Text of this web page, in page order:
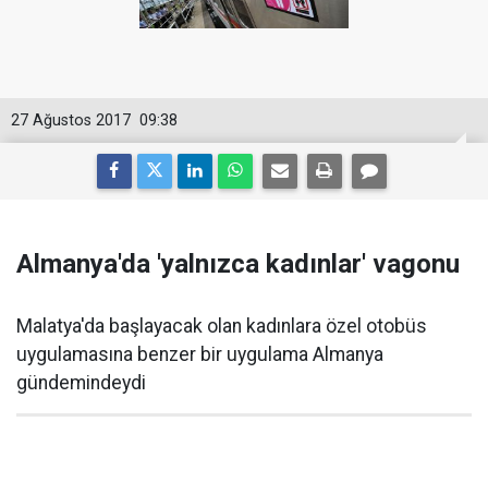
09:38
27 Ağustos 2017
Almanya'da 'yalnızca kadınlar' vagonu
Malatya'da başlayacak olan kadınlara özel otobüs
uygulamasına benzer bir uygulama Almanya
gündemindeydi